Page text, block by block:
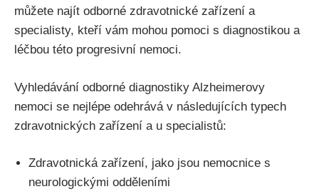
můžete najít odborné zdravotnické zařízení a
specialisty, kteří vám mohou pomoci s diagnostikou a
léčbou této progresivní nemoci.
Vyhledávání odborné diagnostiky Alzheimerovy
nemoci se nejlépe odehrává v následujících typech
zdravotnických zařízení a u specialistů:
Zdravotnická zařízení, jako jsou nemocnice s
neurologickými odděleními